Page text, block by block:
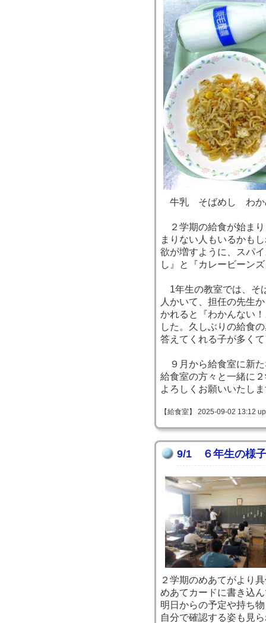
牛乳 そばめし わか
２学期の給食が始まり
まりない人もいるかも
欲が増すように、スパ
し』と『カレービーン
1年生の教室では、そ
人かいて、担任の先生
かれると『わかんない
した。久しぶりの給食
答えてくれる子が多く
９月から給食室に新た
給食室の方々と一緒に
よろしくお願いいたし
【給食室】 2025-09-02 13:12
9/1 ６年生の様
２学期のめあてがより
めあてカードに書き込
明日からの予定や持ち
自分で確認する姿も見